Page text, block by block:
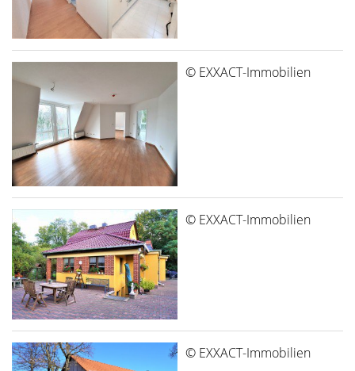
© EXXACT-Immobilien
© EXXACT-Immobilien
© EXXACT-Immobilien